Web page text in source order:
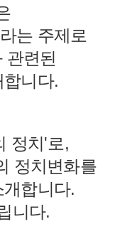
라는 주제로
관련된
합니다.
정치'로 ,
정치변화를
합니다.
니다.